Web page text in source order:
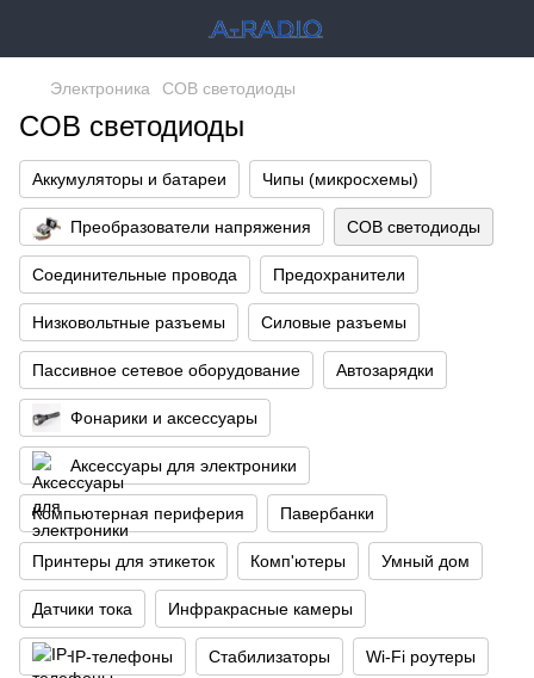
Электроника COB светодиоды
COB светодиоды
Аккумуляторы и батареи Чипы (микросхемы)
Преобразователи напряжения COB светодиоды
Соединительные провода Предохранители
Низковольтные разъемы Силовые разъемы
Пассивное сетевое оборудование Автозарядки
Фонарики и аксессуары
Аксессуары для электроники
Компьютерная периферия Павербанки
Принтеры для этикеток Комп'ютеры Умный дом
Датчики тока Инфракрасные камеры
IP-телефоны Стабилизаторы Wi‑Fi роутеры